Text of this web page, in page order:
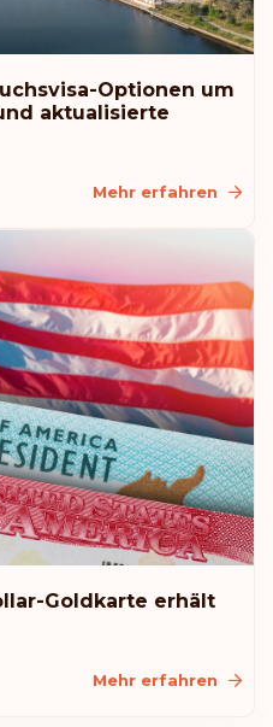
Emirate
Visafreie Länder:184
Visafreie Länder:183
Optionen um
aktualisierte
Mehr erfahren
Goldkarte erhält
Mehr erfahren